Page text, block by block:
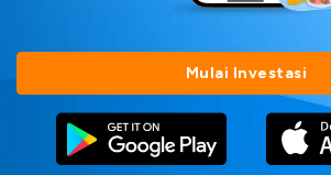
Mulai Investasi